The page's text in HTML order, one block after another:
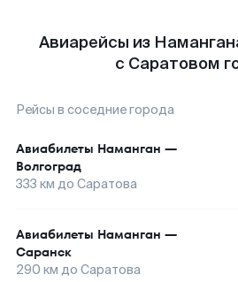
Авиарейсы из
с Саратовом
Рейсы в соседние города
Авиабилеты Наманган —
Волгоград
333 км до Саратова
Авиабилеты Наманган —
Саранск
290 км до Саратова